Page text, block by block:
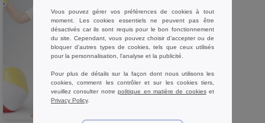
Vous pouvez gérer vos préférences de cookies à tout
moment. Les cookies essentiels ne peuvent pas être
désactivés car ils sont requis pour le bon fonctionnement
du site. Cependant, vous pouvez choisir d’accepter ou de
bloquer d'autres types de cookies, tels que ceux utilisés
pour la personnalisation, l'analyse et la publicité.
Pour plus de détails sur la façon dont nous utilisons les
cookies, comment les contrôler et sur les cookies tiers,
veuillez consulter notrepolitique en matière de cookieset
Privacy Policy.